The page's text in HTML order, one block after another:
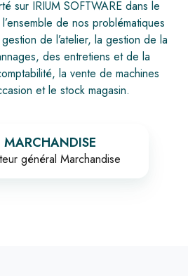
sur IRIUM SOFTWARE dans le
de nos problématiques
de l’atelier, la gestion de la
des entretiens et de la
la vente de machines
et le stock magasin.
MARCHANDISE
général Marchandise